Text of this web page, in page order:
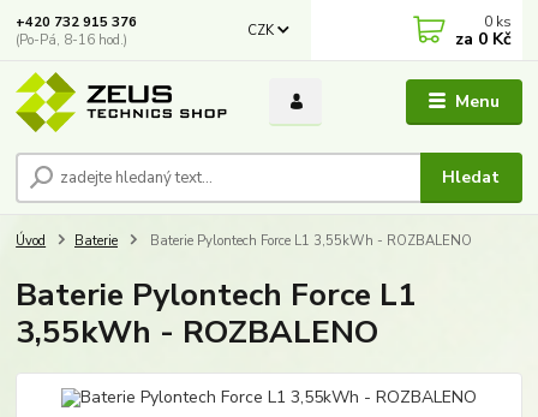
Menu
CZK
Hledat
+420 732 915 376
(Po-Pá, 8-16 hod.)
0 ks
za 0 Kč
Úvod Baterie Baterie Pylontech Force L1 3,55kWh - ROZBALENO
Baterie Pylontech Force L1
3,55kWh - ROZBALENO